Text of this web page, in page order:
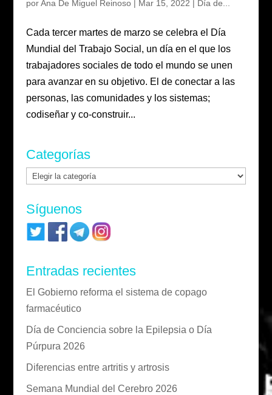
porAna De Miguel Reinoso| Mar 15, 2022 | Día de...
Cada tercer martes de marzo se celebra el Día
Mundial del Trabajo Social, un día en el que los
trabajadores sociales de todo el mundo se unen
para avanzar en su objetivo. El de conectar a las
personas, las comunidades y los sistemas;
codiseñar y co-construir...
Categorías
Categorías
Síguenos
Entradas recientes
El Gobierno reforma el sistema de copago
farmacéutico
Día de Conciencia sobre la Epilepsia o Día
Púrpura 2026
Diferencias entre artritis y artrosis
Semana Mundial del Cerebro 2026